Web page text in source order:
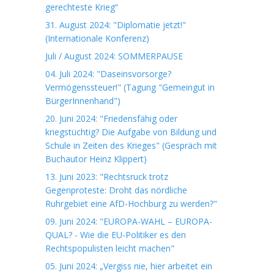
gerechteste Krieg“
31. August 2024: "Diplomatie jetzt!"
(Internationale Konferenz)
Juli / August 2024: SOMMERPAUSE
04. Juli 2024: "Daseinsvorsorge?
Vermögenssteuer!" (Tagung "Gemeingut in
BürgerInnenhand")
20. Juni 2024: "Friedensfähig oder
kriegstüchtig? Die Aufgabe von Bildung und
Schule in Zeiten des Krieges" (Gespräch mit
Buchautor Heinz Klippert)
13. Juni 2023: "Rechtsruck trotz
Gegenproteste: Droht das nördliche
Ruhrgebiet eine AfD-Hochburg zu werden?"
09. Juni 2024: "EUROPA-WAHL – EUROPA-
QUAL? - Wie die EU-Politiker es den
Rechtspopulisten leicht machen"
05. Juni 2024: „Vergiss nie, hier arbeitet ein